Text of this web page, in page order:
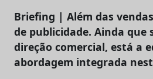
Briefing | Além das
de publicidade. Ainda que
direção comercial, está a
abordagem integrada